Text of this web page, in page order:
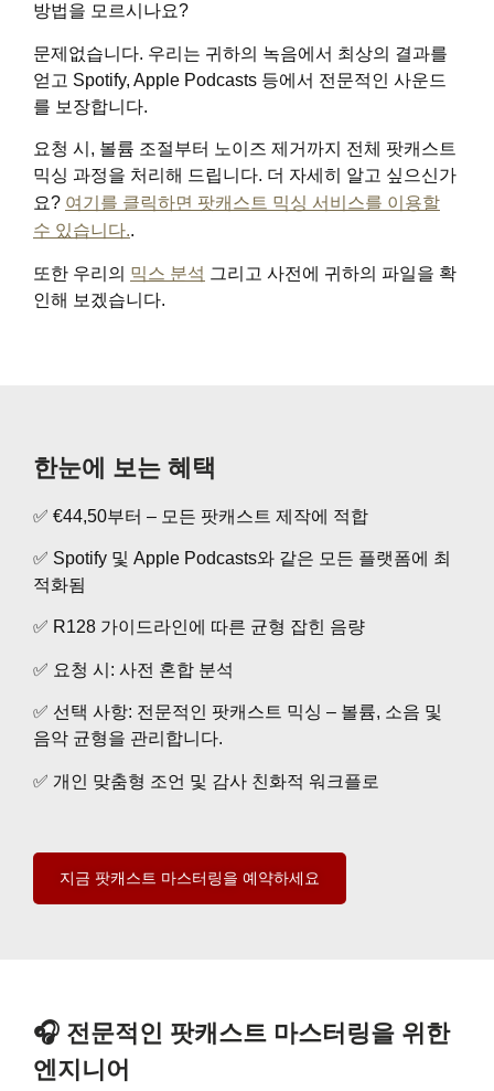
방법을 모르시나요?
문제없습니다. 우리는 귀하의 녹음에서 최상의 결과를
얻고 Spotify, Apple Podcasts 등에서 전문적인 사운드
를 보장합니다.
요청 시, 볼륨 조절부터 노이즈 제거까지 전체 팟캐스트
믹싱 과정을 처리해 드립니다. 더 자세히 알고 싶으신가
요? 여기를 클릭하면 팟캐스트 믹싱 서비스를 이용할
수 있습니다..
또한 우리의 믹스 분석 그리고 사전에 귀하의 파일을 확
인해 보겠습니다.
한눈에 보는 혜택
✅ €44,50부터 – 모든 팟캐스트 제작에 적합
✅ Spotify 및 Apple Podcasts와 같은 모든 플랫폼에 최
적화됨
✅ R128 가이드라인에 따른 균형 잡힌 음량
✅ 요청 시: 사전 혼합 분석
✅ 선택 사항: 전문적인 팟캐스트 믹싱 – 볼륨, 소음 및
음악 균형을 관리합니다.
✅ 개인 맞춤형 조언 및 감사 친화적 워크플로
지금 팟캐스트 마스터링을 예약하세요
🎧 전문적인 팟캐스트 마스터링을 위한
엔지니어